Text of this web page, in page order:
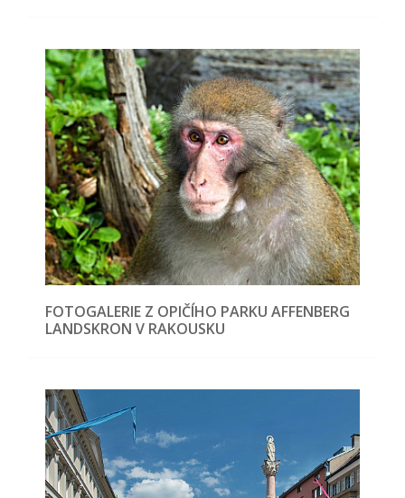
FOTOGALERIE Z OPIČÍHO PARKU AFFENBERG
LANDSKRON V RAKOUSKU